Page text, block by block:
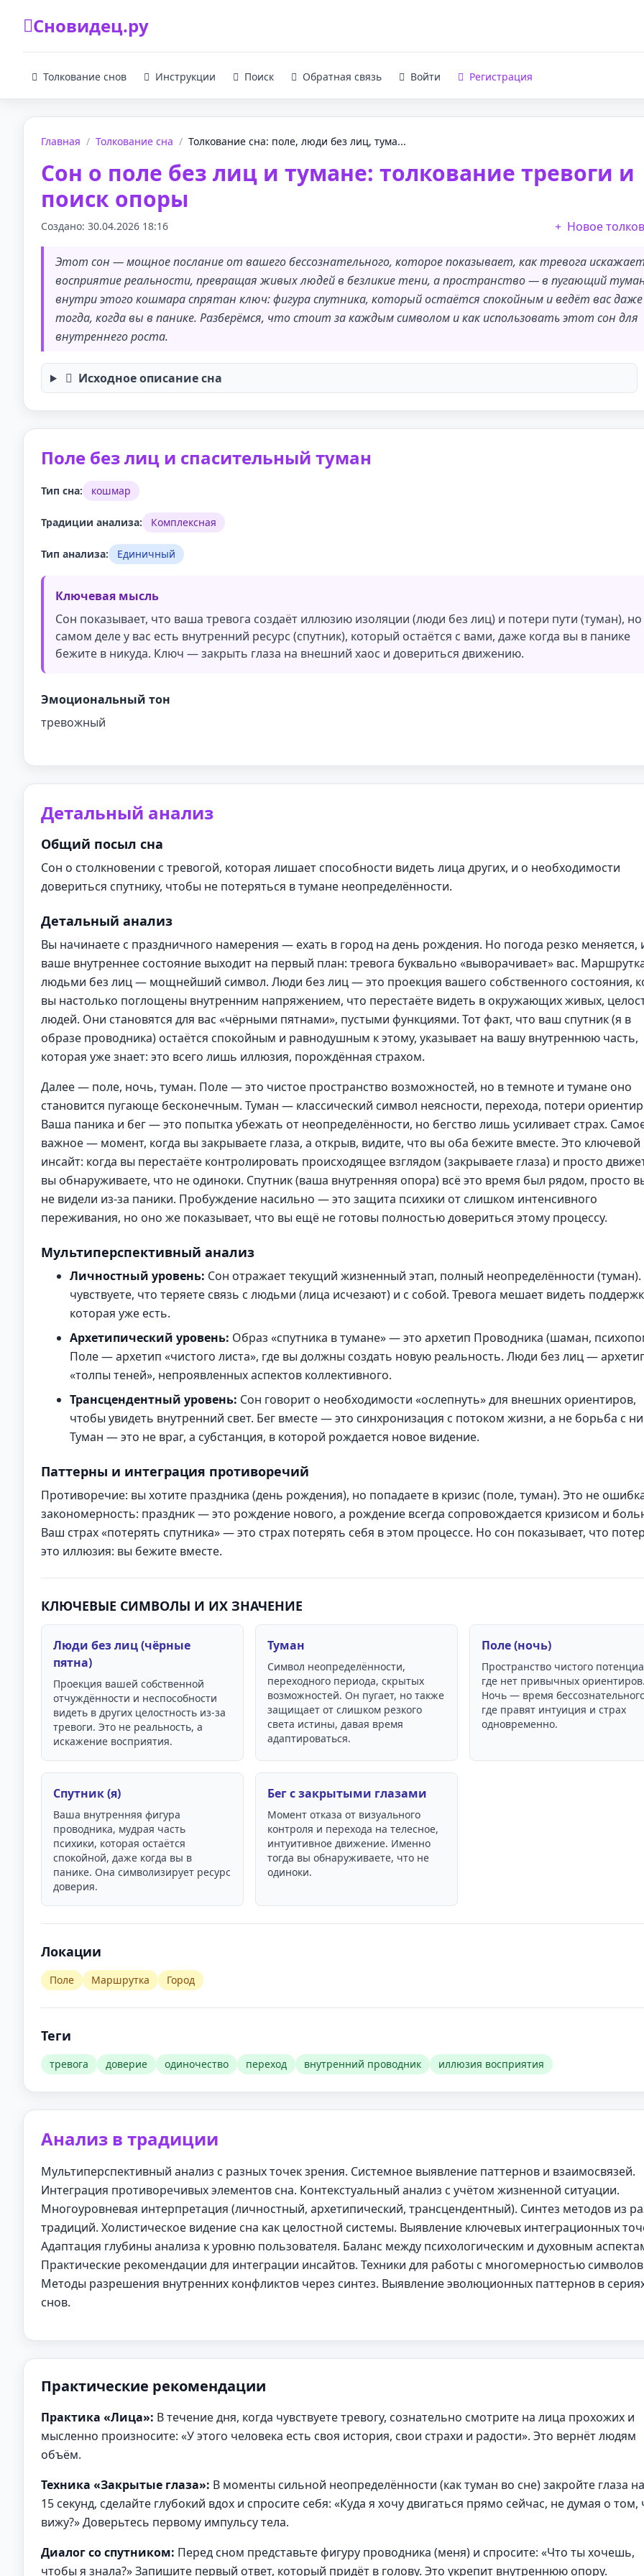
Сновидец.ру
Толкование снов Инструкции Поиск Обратная связь Войти Регистрация
Главная / Толкование сна / Толкование сна: поле, люди без лиц, тума...
Сон о поле без лиц и тумане: толкование тревоги и
поиск опоры
Создано: 30.04.2026 18:16 Новое
Этот сон — мощное послание от вашего бессознательного, которое показывает, как тревога искажает
восприятие реальности, превращая живых людей в безликие тени, а пространство — в пугающий
внутри этого кошмара спрятан ключ: фигура спутника, который остаётся спокойным и ведёт вас даже
тогда, когда вы в панике. Разберёмся, что стоит за каждым символом и как использовать этот сон для
внутреннего роста.
Исходное описание сна
Поле без лиц и спасительный туман
Тип сна: кошмар
Традиции анализа: Комплексная
Тип анализа: Единичный
Ключевая мысль
Сон показывает, что ваша тревога создаёт иллюзию изоляции (люди без лиц) и потери пути (туман), но
самом деле у вас есть внутренний ресурс (спутник), который остаётся с вами, даже когда вы в панике
бежите в никуда. Ключ — закрыть глаза на внешний хаос и довериться движению.
Эмоциональный тон
тревожный
Детальный анализ
Общий посыл сна
Сон о столкновении с тревогой, которая лишает способности видеть лица других, и о необходимости
довериться спутнику, чтобы не потеряться в тумане неопределённости.
Детальный анализ
Вы начинаете с праздничного намерения — ехать в город на день рождения. Но погода резко меняется,
ваше внутреннее состояние выходит на первый план: тревога буквально «выворачивает» вас.
людьми без лиц — мощнейший символ. Люди без лиц — это проекция вашего собственного состояния,
вы настолько поглощены внутренним напряжением, что перестаёте видеть в окружающих живых,
людей. Они становятся для вас «чёрными пятнами», пустыми функциями. Тот факт, что ваш спутник (я в
образе проводника) остаётся спокойным и равнодушным к этому, указывает на вашу внутреннюю часть,
которая уже знает: это всего лишь иллюзия, порождённая страхом.
Далее — поле, ночь, туман. Поле — это чистое пространство возможностей, но в темноте и тумане оно
становится пугающе бесконечным. Туман — классический символ неясности, перехода, потери
Ваша паника и бег — это попытка убежать от неопределённости, но бегство лишь усиливает страх.
важное — момент, когда вы закрываете глаза, а открыв, видите, что вы оба бежите вместе. Это ключевой
инсайт: когда вы перестаёте контролировать происходящее взглядом (закрываете глаза) и просто
вы обнаруживаете, что не одиноки. Спутник (ваша внутренняя опора) всё это время был рядом, просто
не видели из-за паники. Пробуждение насильно — это защита психики от слишком интенсивного
переживания, но оно же показывает, что вы ещё не готовы полностью довериться этому процессу.
Мультиперспективный анализ
Личностный уровень: Сон отражает текущий жизненный этап, полный неопределённости
чувствуете, что теряете связь с людьми (лица исчезают) и с собой. Тревога мешает видеть
которая уже есть.
Архетипический уровень: Образ «спутника в тумане» — это архетип Проводника (шаман,
Поле — архетип «чистого листа», где вы должны создать новую реальность. Люди без лиц —
«толпы теней», непроявленных аспектов коллективного.
Трансцендентный уровень: Сон говорит о необходимости «ослепнуть» для внешних ориентиров,
чтобы увидеть внутренний свет. Бег вместе — это синхронизация с потоком жизни, а не борьба с
Туман — это не враг, а субстанция, в которой рождается новое видение.
Паттерны и интеграция противоречий
Противоречие: вы хотите праздника (день рождения), но попадаете в кризис (поле, туман). Это не
закономерность: праздник — это рождение нового, а рождение всегда сопровождается кризисом и
Ваш страх «потерять спутника» — это страх потерять себя в этом процессе. Но сон показывает, что
это иллюзия: вы бежите вместе.
КЛЮЧЕВЫЕ СИМВОЛЫ И ИХ ЗНАЧЕНИЕ
Люди без лиц (чёрные
пятна)
Проекция вашей собственной
отчуждённости и неспособности
видеть в других целостность из-за
тревоги. Это не реальность, а
искажение восприятия.
Туман
Символ неопределённости,
переходного периода, скрытых
возможностей. Он пугает, но также
защищает от слишком резкого
света истины, давая время
адаптироваться.
Поле (ночь)
Пространство чистого
где нет привычных ориентиров.
Ночь — время
где правят интуиция и страх
одновременно.
Спутник (я)
Ваша внутренняя фигура
проводника, мудрая часть
психики, которая остаётся
спокойной, даже когда вы в
панике. Она символизирует ресурс
доверия.
Бег с закрытыми глазами
Момент отказа от визуального
контроля и перехода на телесное,
интуитивное движение. Именно
тогда вы обнаруживаете, что не
одиноки.
Локации
Поле Маршрутка Город
Теги
тревога доверие одиночество переход внутренний проводник иллюзия восприятия
Анализ в традиции
Мультиперспективный анализ с разных точек зрения. Системное выявление паттернов и взаимосвязей.
Интеграция противоречивых элементов сна. Контекстуальный анализ с учётом жизненной ситуации.
Многоуровневая интерпретация (личностный, архетипический, трансцендентный). Синтез методов из
традиций. Холистическое видение сна как целостной системы. Выявление ключевых интеграционных
Адаптация глубины анализа к уровню пользователя. Баланс между психологическим и духовным
Практические рекомендации для интеграции инсайтов. Техники для работы с многомерностью
Методы разрешения внутренних конфликтов через синтез. Выявление эволюционных паттернов в
снов.
Практические рекомендации
Практика «Лица»: В течение дня, когда чувствуете тревогу, сознательно смотрите на лица прохожих и
мысленно произносите: «У этого человека есть своя история, свои страхи и радости». Это вернёт людям
объём.
Техника «Закрытые глаза»: В моменты сильной неопределённости (как туман во сне) закройте глаза
15 секунд, сделайте глубокий вдох и спросите себя: «Куда я хочу двигаться прямо сейчас, не думая о том,
вижу?» Доверьтесь первому импульсу тела.
Диалог со спутником: Перед сном представьте фигуру проводника (меня) и спросите: «Что ты хочешь,
чтобы я знала?» Запишите первый ответ, который придёт в голову. Это укрепит внутреннюю опору.